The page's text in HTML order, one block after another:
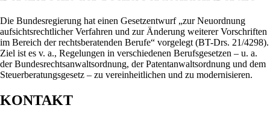
Die Bundesregierung hat einen Gesetzentwurf „zur Neuordnung
aufsichtsrechtlicher Verfahren und zur Änderung weiterer Vorschriften
im Bereich der rechtsberatenden Berufe“ vorgelegt (BT-Drs. 21/4298).
Ziel ist es v. a., Regelungen in verschiedenen Berufsgesetzen – u. a.
der Bundesrechtsanwaltsordnung, der Patentanwaltsordnung und dem
Steuerberatungsgesetz – zu vereinheitlichen und zu modernisieren.
KONTAKT